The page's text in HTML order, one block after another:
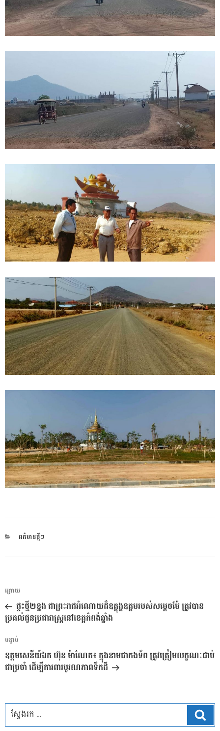
CATEGORIES
ពត៌មានថ្មីៗ
ការ​
នាំទិស​
ប្រកាស
អត្ថបទ
មុន
ក្រោយ
ផ្ទះថ្មី​២ខ្នង​ ជាព្រះរាជអំណោយដ៏ឧត្តុង្គឧត្តម​របស់សម្តេចម៉ែ ត្រូវបាន
ប្រគល់ជូនប្រជារាស្ត្រ​នៅ​ខេត្តកំពង់ឆ្នាំង
អត្ថបទ
បន្ទាប់
បន្ទាប់
ឧត្តមសេនីយ៍ឯក ហ៊ុន ម៉ាណែត៖ ក្នុងនាមជាកងទ័ព ត្រូវត្រៀមលក្ខណៈជាប់
ជាប្រចាំ ដើម្បីការពារបូរណភាពទឹកដី